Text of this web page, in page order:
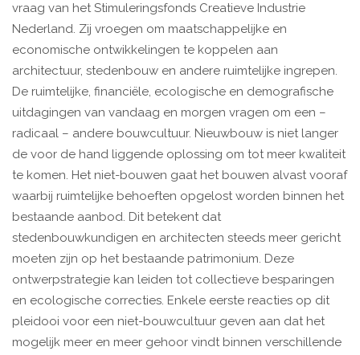
vraag van het Stimuleringsfonds Creatieve Industrie
Nederland. Zij vroegen om maatschappelijke en
economische ontwikkelingen te koppelen aan
architectuur, stedenbouw en andere ruimtelijke ingrepen.
De ruimtelijke, financiële, ecologische en demografische
uitdagingen van vandaag en morgen vragen om een –
radicaal – andere bouwcultuur. Nieuwbouw is niet langer
de voor de hand liggende oplossing om tot meer kwaliteit
te komen. Het niet-bouwen gaat het bouwen alvast vooraf
waarbij ruimtelijke behoeften opgelost worden binnen het
bestaande aanbod. Dit betekent dat
stedenbouwkundigen en architecten steeds meer gericht
moeten zijn op het bestaande patrimonium. Deze
ontwerpstrategie kan leiden tot collectieve besparingen
en ecologische correcties. Enkele eerste reacties op dit
pleidooi voor een niet-bouwcultuur geven aan dat het
mogelijk meer en meer gehoor vindt binnen verschillende